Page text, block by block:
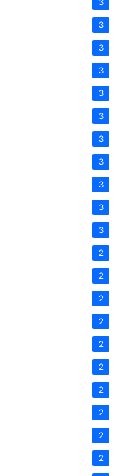
3
3
3
3
3
3
3
3
3
3
3
2
2
2
2
2
2
2
2
2
2